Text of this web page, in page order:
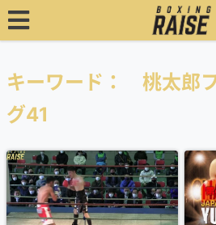
キーワード： 桃太郎
グ41